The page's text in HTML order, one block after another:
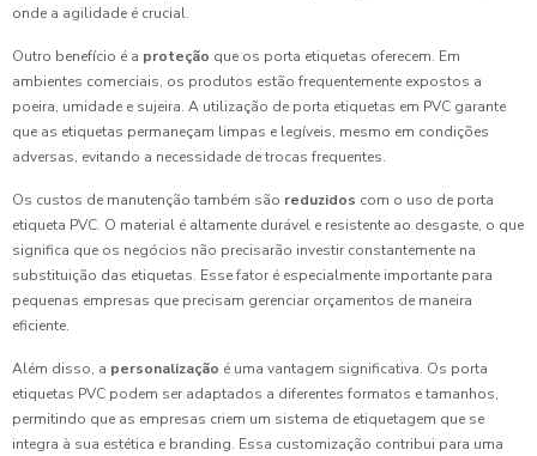
onde a agilidade é crucial.
Outro benefício é a proteção que os porta etiquetas oferecem. Em
ambientes comerciais, os produtos estão frequentemente expostos a
poeira, umidade e sujeira. A utilização de porta etiquetas em PVC garante
que as etiquetas permaneçam limpas e legíveis, mesmo em condições
adversas, evitando a necessidade de trocas frequentes.
Os custos de manutenção também são reduzidos com o uso de porta
etiqueta PVC. O material é altamente durável e resistente ao desgaste, o que
significa que os negócios não precisarão investir constantemente na
substituição das etiquetas. Esse fator é especialmente importante para
pequenas empresas que precisam gerenciar orçamentos de maneira
eficiente.
Além disso, a personalização é uma vantagem significativa. Os porta
etiquetas PVC podem ser adaptados a diferentes formatos e tamanhos,
permitindo que as empresas criem um sistema de etiquetagem que se
integra à sua estética e branding. Essa customização contribui para uma